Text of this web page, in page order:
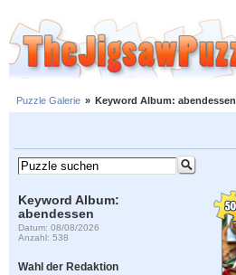
Puzzle Galerie » Keyword Album: abendessen
Keyword Album:
abendessen
Datum: 08/08/2026
Anzahl: 538
Wahl der Redaktion